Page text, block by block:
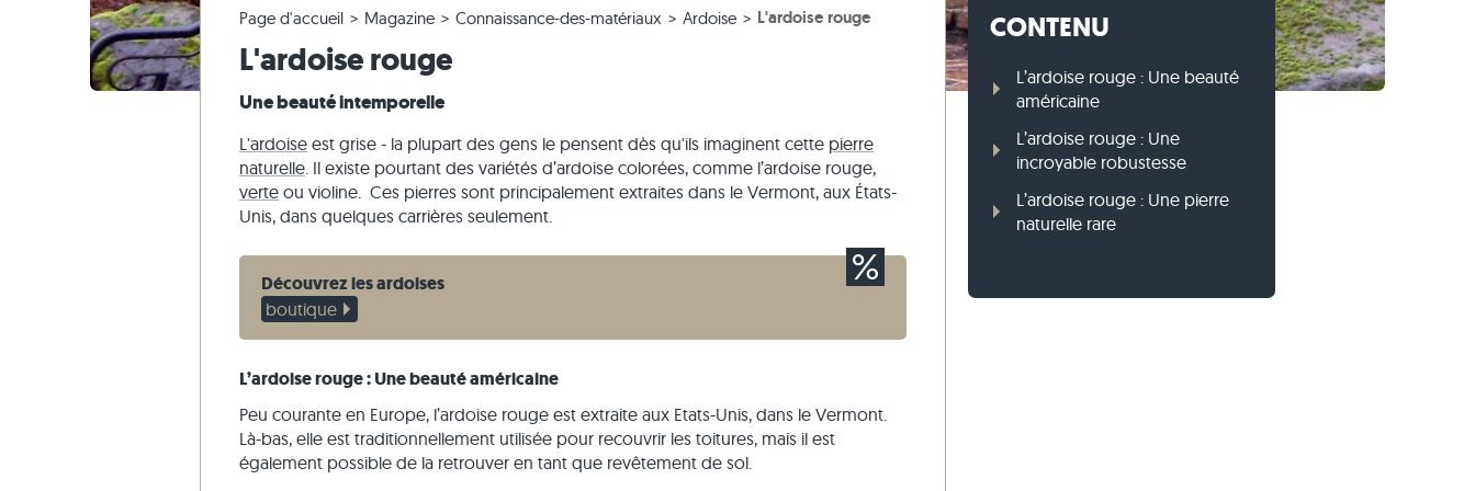
Carrelage en quartzite
Carrelage en marbre
Carrelage antique
Carrelage blanc
Carrelage beige
Dalles en pierre calcaire
Dalles en marbre
Dalles en quartzite
Dalles polygonales
Dalles beiges
Dalles grises
Pavés en pierre calcaire
Blocs marches en gneiss
Blocs marches en pierre calcaire
Murets en travertin Bordures en gneiss
Envoi d'échantillon
Livraison & Transport
Aménagement du jardin
Styles d'habitat
Impressions des clients
Marbre
Quartzite
Travertin
Page d'accueil Magazine Connaissance-des-matériaux Ardoise L'ardoise rouge
L'ardoise rouge
Une beauté intemporelle
L'ardoiseest grise - la plupart des gens le pensent dès qu'ils imaginent cette pierre
naturelle. Il existe pourtant des variétés d’ardoise colorées, comme l’ardoise rouge,
verteou violine. Ces pierres sont principalement extraites dans le Vermont, aux États-
Unis, dans quelques carrières seulement.
Découvrez les ardoises
boutique
L’ardoise rouge : Une beauté américaine
Peu courante en Europe, l’ardoise rouge est extraite aux Etats-Unis, dans le Vermont.
Là-bas, elle est traditionnellement utilisée pour recouvrir les toitures, mais il est
également possible de la retrouver en tant que revêtement de sol.
CONTENU
L’ardoise rouge : Une beauté
américaine
L’ardoise rouge : Une
incroyable robustesse
L’ardoise rouge : Une pierre
naturelle rare